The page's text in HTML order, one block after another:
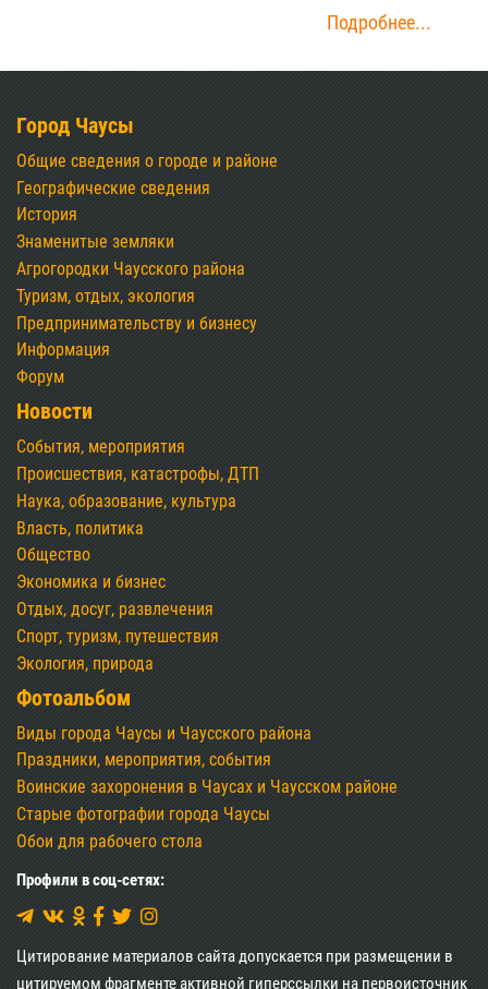
Подробнее...
Город Чаусы
Общие сведения о городе и районе
Географические сведения
История
Знаменитые земляки
Агрогородки Чаусского района
Туризм, отдых, экология
Предпринимательству и бизнесу
Информация
Форум
Новости
События, мероприятия
Происшествия, катастрофы, ДТП
Наука, образование, культура
Власть, политика
Общество
Экономика и бизнес
Отдых, досуг, развлечения
Спорт, туризм, путешествия
Экология, природа
Фотоальбом
Виды города Чаусы и Чаусского района
Праздники, мероприятия, события
Воинские захоронения в Чаусах и Чаусском районе
Старые фотографии города Чаусы
Обои для рабочего стола
Профили в соц-сетях:
Цитирование материалов сайта допускается при размещении в
цитируемом фрагменте активной гиперссылки на первоисточник